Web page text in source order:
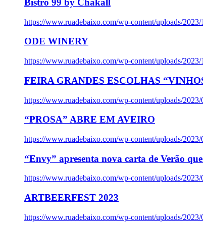
Bistro 99 by Chakall
https://www.ruadebaixo.com/wp-content/uploads/
ODE WINERY
https://www.ruadebaixo.com/wp-content/uploads/
FEIRA GRANDES ESCOLHAS
https://www.ruadebaixo.com/wp-content/uploads/
“PROSA” ABRE EM AVEIRO
https://www.ruadebaixo.com/wp-content/uploads/
“Envy” apresenta nova carta de Verão
https://www.ruadebaixo.com/wp-content/uploads/
ARTBEERFEST 2023
https://www.ruadebaixo.com/wp-content/uploads/